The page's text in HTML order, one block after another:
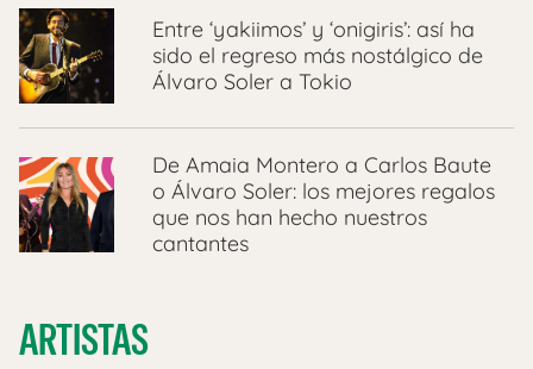
Entre ‘yakiimos’ y ‘onigiris’: así ha
sido el regreso más nostálgico de
Álvaro Soler a Tokio
De Amaia Montero a Carlos Baute
o Álvaro Soler: los mejores regalos
que nos han hecho nuestros
cantantes
ARTISTAS